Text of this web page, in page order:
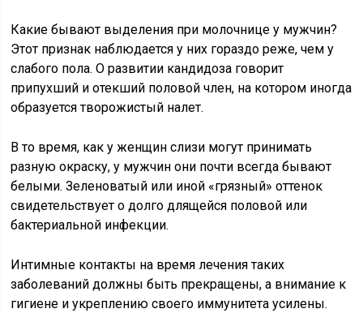
Какие бывают выделения при молочнице у мужчин?
Этот признак наблюдается у них гораздо реже, чем у
слабого пола. О развитии кандидоза говорит
припухший и отекший половой член, на котором иногда
образуется творожистый налет.
В то время, как у женщин слизи могут принимать
разную окраску, у мужчин они почти всегда бывают
белыми. Зеленоватый или иной «грязный» оттенок
свидетельствует о долго длящейся половой или
бактериальной инфекции.
Интимные контакты на время лечения таких
заболеваний должны быть прекращены, а внимание к
гигиене и укреплению своего иммунитета усилены.